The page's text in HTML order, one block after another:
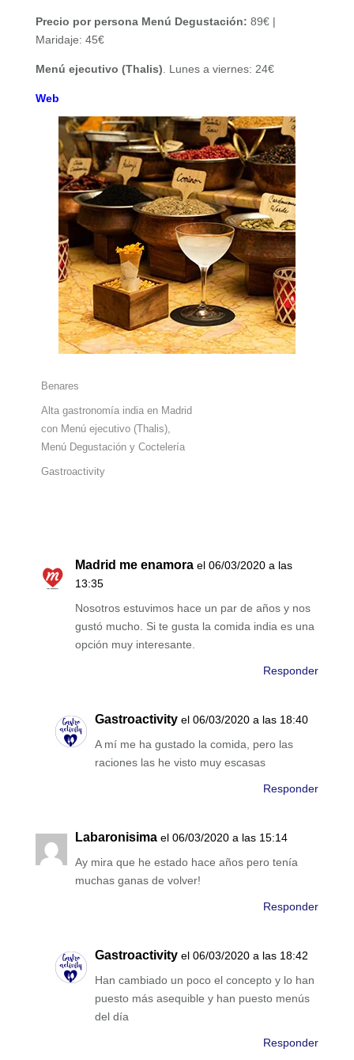
Precio por persona Menú Degustación: 89€ |
Maridaje: 45€
Menú ejecutivo (Thalis). Lunes a viernes: 24€
Web
Benares
Alta gastronomía india en Madrid
con Menú ejecutivo (Thalis),
Menú Degustación y Coctelería
Gastroactivity
Madrid me enamora el 06/03/2020 a las
13:35
Nosotros estuvimos hace un par de años y nos
gustó mucho. Si te gusta la comida india es una
opción muy interesante.
Responder
Gastroactivity el 06/03/2020 a las 18:40
A mí me ha gustado la comida, pero las
raciones las he visto muy escasas
Responder
Labaronisima el 06/03/2020 a las 15:14
Ay mira que he estado hace años pero tenía
muchas ganas de volver!
Responder
Gastroactivity el 06/03/2020 a las 18:42
Han cambiado un poco el concepto y lo han
puesto más asequible y han puesto menús
del día
Responder